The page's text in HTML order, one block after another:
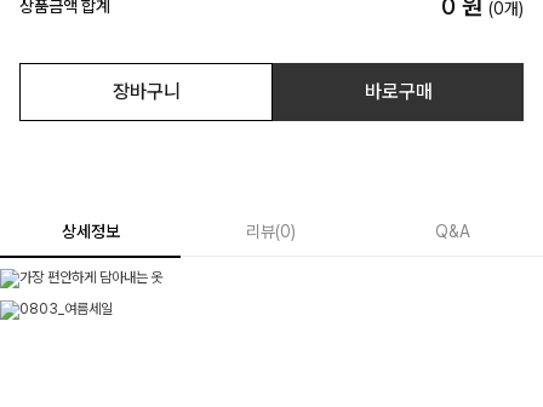
상품금액 합계 0 원 (0개)
장바구니 바로구매
상세정보 리뷰(0) Q&A